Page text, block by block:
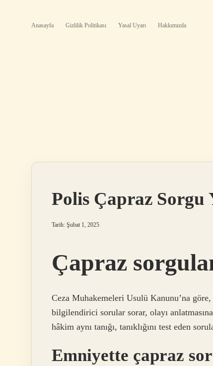
Anasayfa Gizlilik Politikası Yasal Uyarı Hakkımızda
Polis Çapraz
Tarih: Şubat 1, 2025
Çapraz
Ceza Muhakemeleri Usulü Kanunu’na
bilgilendirici sorular sorar, olayı
hâkim aynı tanığı, tanıklığını test eden
Emniyette çapraz